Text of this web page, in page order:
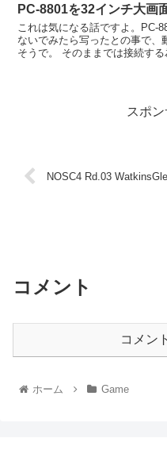
PC-8801を32インチ大画
これは気になる話ですよ。PC-
ないでみたら写ったとの事で、
そうで。 そのままでは接続する為のコネクタ形状が今の物とは違う
スポ
NOSC4 Rd.03
コメント
コメン
ホーム Game